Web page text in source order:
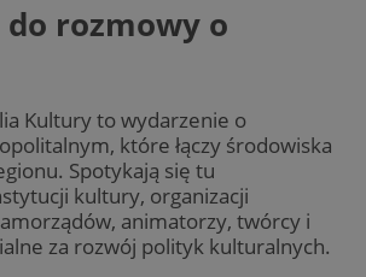
rozmowy o
Kultury to wydarzenie o
które łączy środowiska
Spotykają się tu
kultury, organizacji
animatorzy, twórcy i
za rozwój polityk kulturalnych.